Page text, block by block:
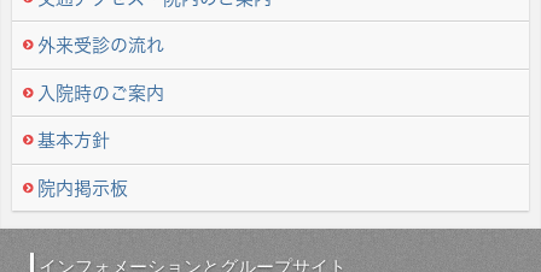
外来受診の流れ
入院時のご案内
基本方針
院内掲示板
インフォメーションとグループサイト